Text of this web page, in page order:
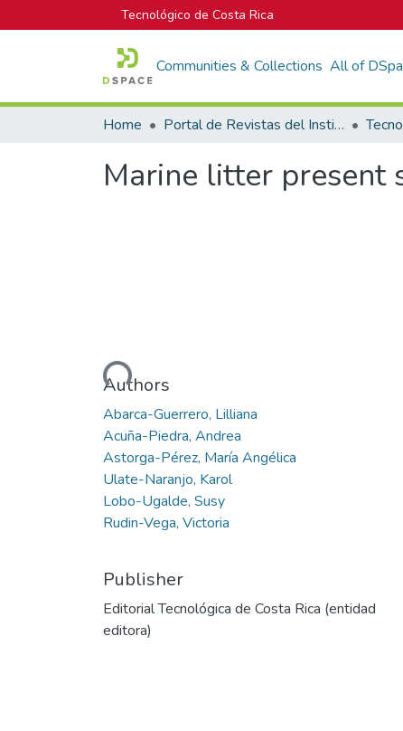
Tecnológico de Costa Rica
Communities & Collections All of
Home Portal de Revistas del Instituto Tecnológico de Costa Rica
Marine litter present
Loading...
Authors
Abarca-Guerrero, Lilliana
Acuña-Piedra, Andrea
Astorga-Pérez, María Angélica
Ulate-Naranjo, Karol
Lobo-Ugalde, Susy
Rudin-Vega, Victoria
Publisher
Editorial Tecnológica de Costa Rica (entidad
editora)